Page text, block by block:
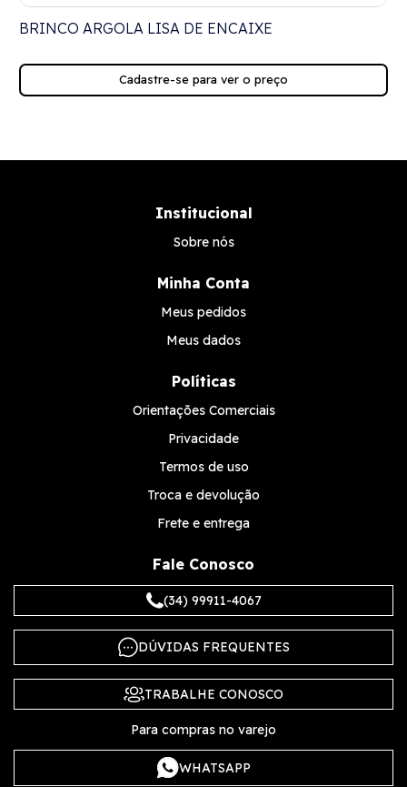
BRINCO ARGOLA LISA DE ENCAIXE
Cadastre-se para ver o preço
Institucional
Sobre nós
Minha Conta
Meus pedidos
Meus dados
Políticas
Orientações Comerciais
Privacidade
Termos de uso
Troca e devolução
Frete e entrega
Fale Conosco
(34) 99911-4067
DÚVIDAS FREQUENTES
TRABALHE CONOSCO
Para compras no varejo
WHATSAPP